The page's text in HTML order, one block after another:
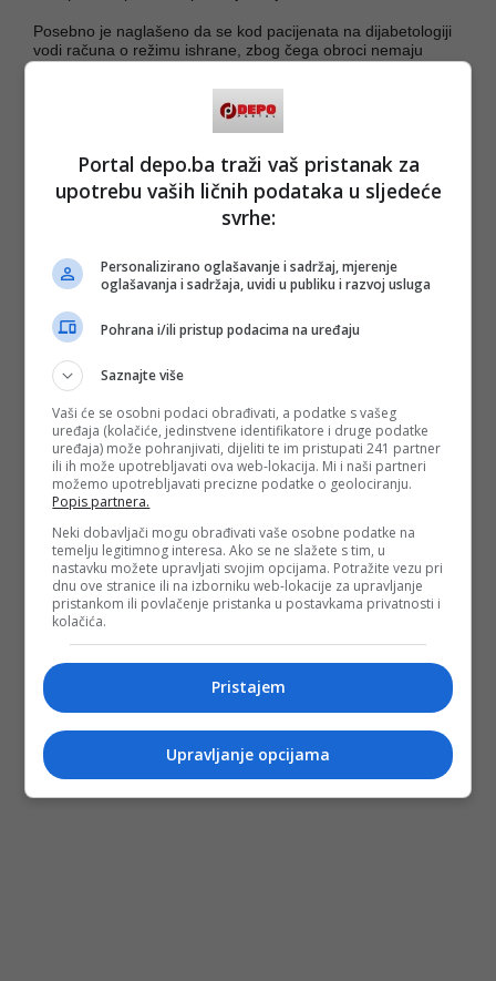
Posebno je naglašeno da se kod pacijenata na dijabetologiji
vodi računa o režimu ishrane, zbog čega obroci nemaju
prema pacijentima.
- Kad se stalno piše loše, nekad treba i pohvaliti ljude koji
svoj posao rade kako treba - navela je ona.
Objava je izazvala brojne pozitivne reakcije građana koji
smatraju da dobre primjere iz zdravstvenog sistema također
treba javno isticati, a više fotografija možete pogledati
ovdje.
(DEPO PORTAL/ad)
PODIJELI NA
Depo.bapratite putem društvenih mrežaTwitteriFacebook
Portal depo.ba traži vaš pristanak za
upotrebu vaših ličnih podataka u sljedeće
svrhe:
Personalizirano oglašavanje i sadržaj, mjerenje
oglašavanja i sadržaja, uvidi u publiku i razvoj usluga
Pohrana i/ili pristup podacima na uređaju
Saznajte više
Vaši će se osobni podaci obrađivati, a podatke s vašeg
uređaja (kolačiće, jedinstvene identifikatore i druge podatke
uređaja) može pohranjivati, dijeliti te im pristupati 241 partner
ili ih može upotrebljavati ova web-lokacija. Mi i naši partneri
možemo upotrebljavati precizne podatke o geolociranju.
Popis partnera.
Neki dobavljači mogu obrađivati vaše osobne podatke na
temelju legitimnog interesa. Ako se ne slažete s tim, u
nastavku možete upravljati svojim opcijama. Potražite vezu pri
dnu ove stranice ili na izborniku web-lokacije za upravljanje
pristankom ili povlačenje pristanka u postavkama privatnosti i
kolačića.
Pristajem
Upravljanje opcijama